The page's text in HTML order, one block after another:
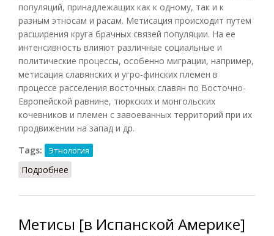
популяций, принадлежащих как к одному, так и к
разным этносам и расам. Метисация происходит путем
расширения круга брачных связей популяции. На ее
интенсивность влияют различные социальные и
политические процессы, особенно миграции, например,
метисация славянских и угро-финских племен в
процессе расселения восточных славян по Восточно-
Европейской равнине, тюркских и монгольских
кочевников и племен с завоеванных территорий при их
продвижении на запад и др.
Tags:
Этнология
Подробнее
Метисы [в Испанской Америке]